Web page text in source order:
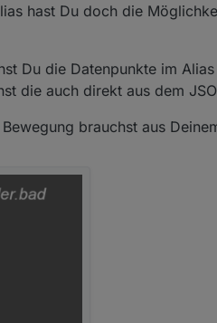
hast ;-)
hast Du doch die
Du die Datenpunkte im
die auch direkt aus dem
brauchst aus